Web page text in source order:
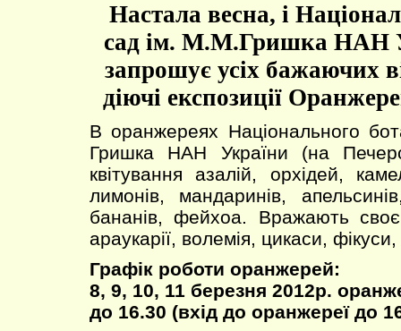
Настала весна, і
сад ім. М.М.Гришка НАН
запрошує усіх бажаючих
діючі експозиції
В оранжереях Національного
Гришка НАН України (на
квітування азалій, орхідей,
лимонів, мандаринів,
бананів, фейхоа. Вражають
араукарії, волемія, цикаси,
Графік роботи оранжерей:
8, 9, 10, 11 березня 2012р.
до 16.30 (вхід до оранжереї до